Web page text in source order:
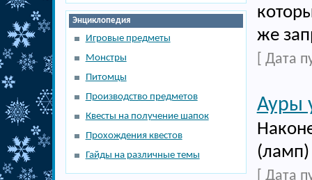
Энциклопедия
Игровые предметы
Монстры
Питомцы
Производство предметов
Квесты на получение шапок
Прохождения квестов
Гайды на различные темы
же
[ Дата
Ауры
(ламп)
[ Дата